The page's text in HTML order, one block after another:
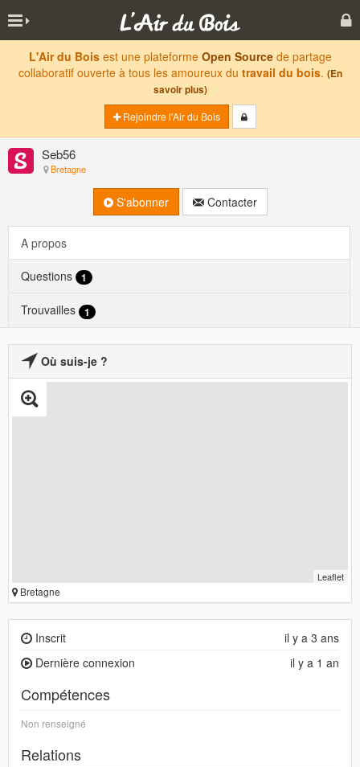
L'Air du Boisest une plateforme Open Sourcede partage
collaboratif ouverte à tous les amoureux du travail du bois. (En
savoir plus)
Rejoindre l'Air du Bois
Seb56
Bretagne
S'abonner Contacter
A propos
Questions 1
Trouvailles 1
Où suis-je ?
Leaflet
Bretagne
il y a 3 ans
Inscrit
il y a 1 an
Dernière connexion
Compétences
Non renseigné
Relations